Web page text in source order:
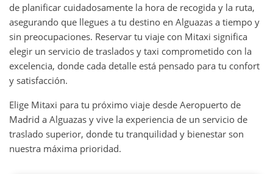
de planificar cuidadosamente la hora de recogida y la ruta,
asegurando que llegues a tu destino en Alguazas a tiempo y
sin preocupaciones. Reservar tu viaje con Mitaxi significa
elegir un servicio de traslados y taxi comprometido con la
excelencia, donde cada detalle está pensado para tu confort
y satisfacción.
Elige Mitaxi para tu próximo viaje desde Aeropuerto de
Madrid a Alguazas y vive la experiencia de un servicio de
traslado superior, donde tu tranquilidad y bienestar son
nuestra máxima prioridad.